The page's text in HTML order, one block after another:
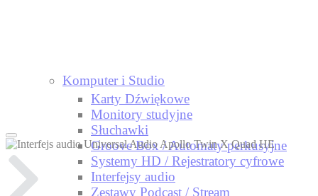
Komputer i Studio
Karty Dźwiękowe
Monitory studyjne
Słuchawki
Groove Box / Automaty perkusyjne
Systemy HD / Rejestratory cyfrowe
Interfejsy audio
Zestawy Podcast / Stream